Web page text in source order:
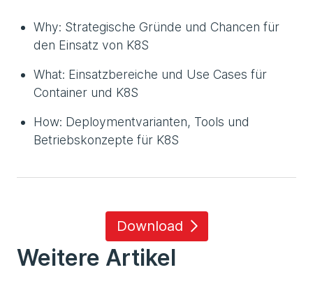
Why: Strategische Gründe und Chancen für
den Einsatz von K8S
What: Einsatzbereiche und Use Cases für
Container und K8S
How: Deploymentvarianten, Tools und
Betriebskonzepte für K8S
Download
Weitere Artikel